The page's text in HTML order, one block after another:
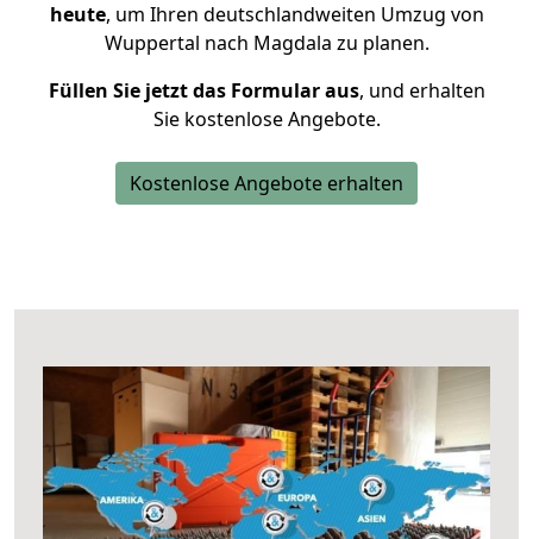
heute, um Ihren deutschlandweiten Umzug von
Wuppertal nach Magdala zu planen.
Füllen Sie jetzt das Formular aus, und erhalten
Sie kostenlose Angebote.
Kostenlose Angebote erhalten